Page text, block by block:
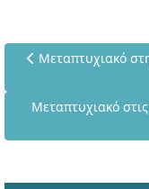
Προηγούμενο
Μεταπτυχιακό
Επόμενο άρθρο:
Μεταπτυχιακό